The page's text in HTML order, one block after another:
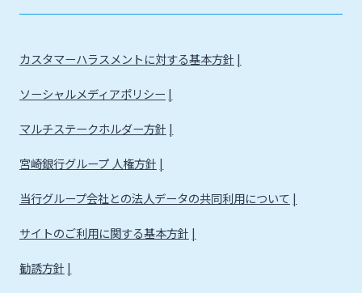
カスタマーハラスメントに対する基本方針
ソーシャルメディアポリシー
マルチステークホルダー方針
宮崎銀行グループ 人権方針
当行グループ会社との法人データの共同利用について
サイトのご利用に関する基本方針
勧誘方針